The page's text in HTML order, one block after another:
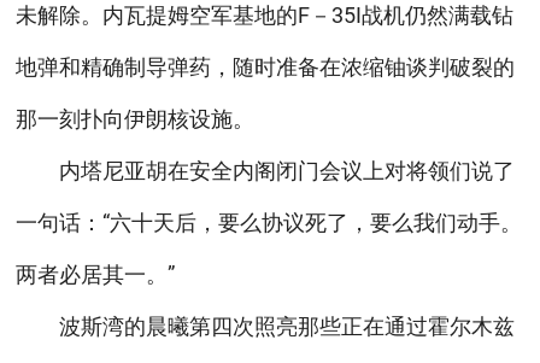
未解除。内瓦提姆空军基地的F－35I战机仍然满载钻
地弹和精确制导弹药，随时准备在浓缩铀谈判破裂的
那一刻扑向伊朗核设施。
内塔尼亚胡在安全内阁闭门会议上对将领们说了
一句话：“六十天后，要么协议死了，要么我们动手。
两者必居其一。”
波斯湾的晨曦第四次照亮那些正在通过霍尔木兹